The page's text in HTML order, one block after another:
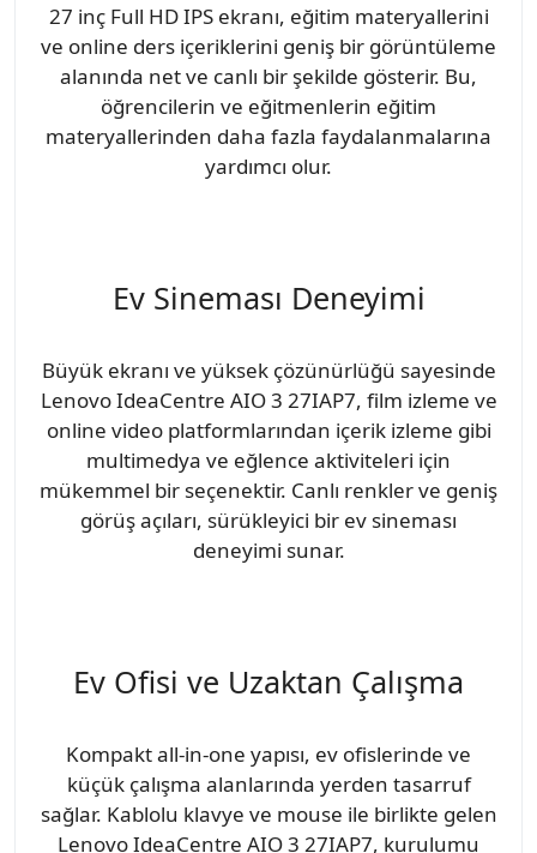
27 inç Full HD IPS ekranı, eğitim materyallerini
ve online ders içeriklerini geniş bir görüntüleme
alanında net ve canlı bir şekilde gösterir. Bu,
öğrencilerin ve eğitmenlerin eğitim
materyallerinden daha fazla faydalanmalarına
yardımcı olur.
Ev Sineması Deneyimi
Büyük ekranı ve yüksek çözünürlüğü sayesinde
Lenovo IdeaCentre AIO 3 27IAP7, film izleme ve
online video platformlarından içerik izleme gibi
multimedya ve eğlence aktiviteleri için
mükemmel bir seçenektir. Canlı renkler ve geniş
görüş açıları, sürükleyici bir ev sineması
deneyimi sunar.
Ev Ofisi ve Uzaktan Çalışma
Kompakt all-in-one yapısı, ev ofislerinde ve
küçük çalışma alanlarında yerden tasarruf
sağlar. Kablolu klavye ve mouse ile birlikte gelen
Lenovo IdeaCentre AIO 3 27IAP7, kurulumu